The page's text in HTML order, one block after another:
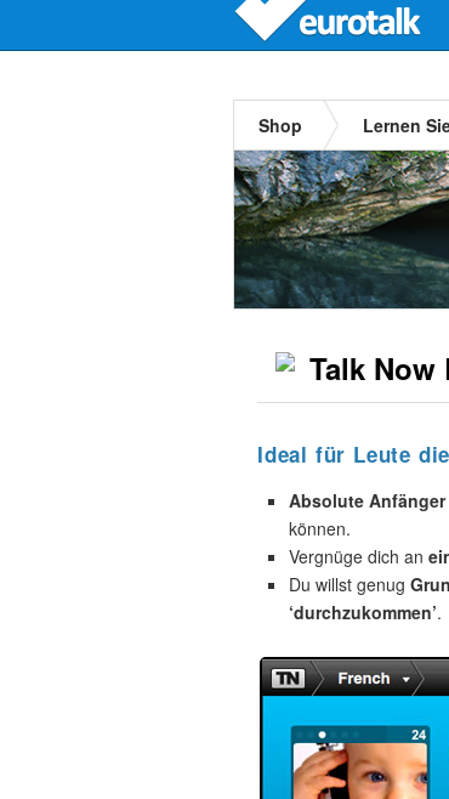
Shop Lernen
Talk Now
Ideal für Leute
Absolute Anfänger
können.
Vergnüge dich an
Du willst genug
‘durchzukommen’.